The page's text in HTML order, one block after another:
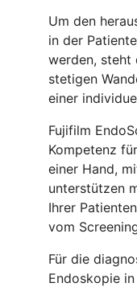
Um den
in der
werden, steht
stetigen
einer
Fujifilm
Kompetenz
einer Hand,
unterstützen
Ihrer
vom
Für die
Endoskopie